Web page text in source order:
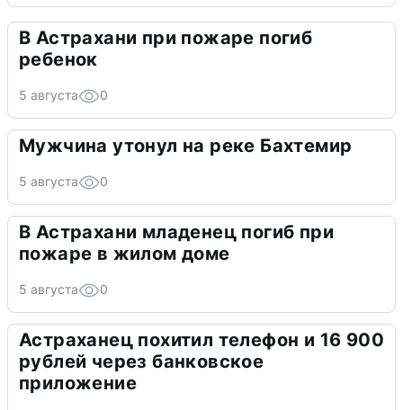
В Астрахани при пожаре погиб
ребенок
5 августа 0
Мужчина утонул на реке Бахтемир
5 августа 0
В Астрахани младенец погиб при
пожаре в жилом доме
5 августа 0
Астраханец похитил телефон и 16 900
рублей через банковское
приложение